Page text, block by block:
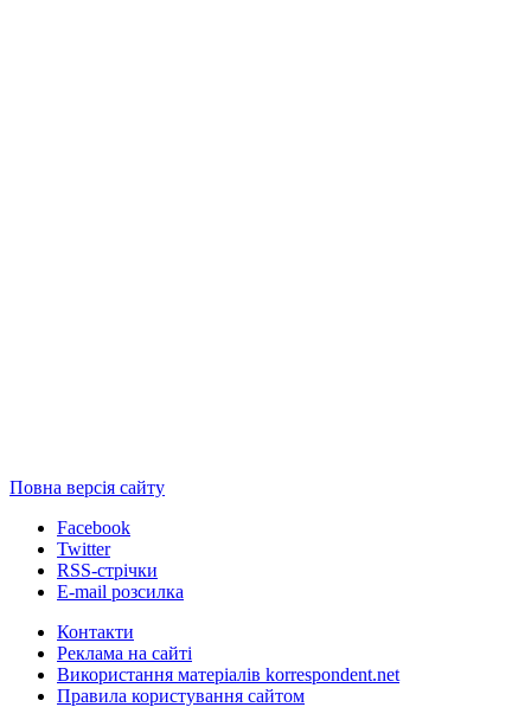
Повна версія сайту
Facebook
Twitter
RSS-стрічки
E-mail розсилка
Контакти
Реклама на сайті
Використання матеріалів korrespondent.net
Правила користування сайтом